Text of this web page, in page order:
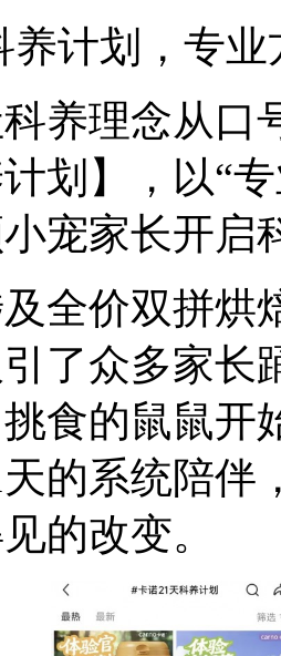
计划，专业
理念从口
计划】，以“
宠家长开启
价双拼烘
了众多家长
食的鼠鼠开
的系统陪伴
的改变。